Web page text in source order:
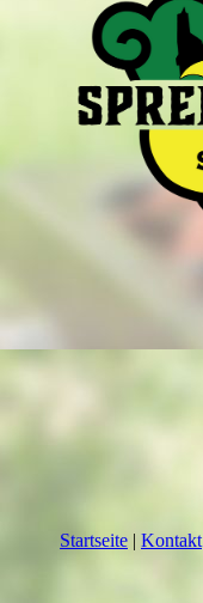
Startseite | Kontakt